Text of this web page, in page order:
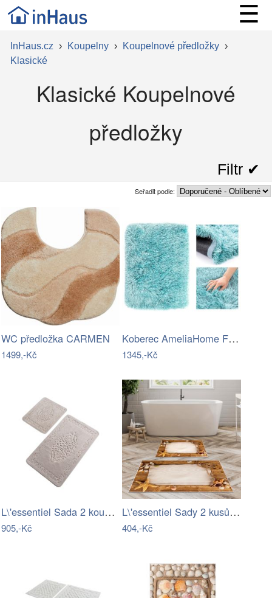
☰
InHaus.cz › Koupelny › Koupelnové předložky ›
Klasické
Klasické Koupelnové
předložky
Filtr ✔︎
Seřadit podle:
WC předložka CARMEN
1499,-Kč
Koberec AmeliaHome Floro tyrkysový,…
1345,-Kč
L\'essentiel Sada 2 koupelnových…
905,-Kč
L\'essentiel Sady 2 kusů koupelnových…
404,-Kč